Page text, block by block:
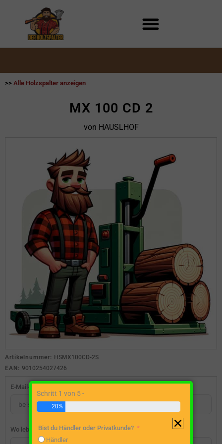
>> Alle Holzspalter anzeigen
MX 100 CD 2
von HAUSLHOF
Artikelnummer: HSMX100CD-2S
EAN: 9010254027426
E-Mail-Adresse
Wo lebst du?
Schritt 1 von 5 -
20%
Bist du Händler oder Privatkunde?
Händler